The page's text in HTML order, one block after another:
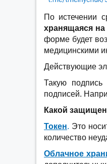
По истечении
хранящаяся
форме будет
медицинскими
Действующие
Такую подпись
подписей.
Какой
Токен. Это
количество
Облачное